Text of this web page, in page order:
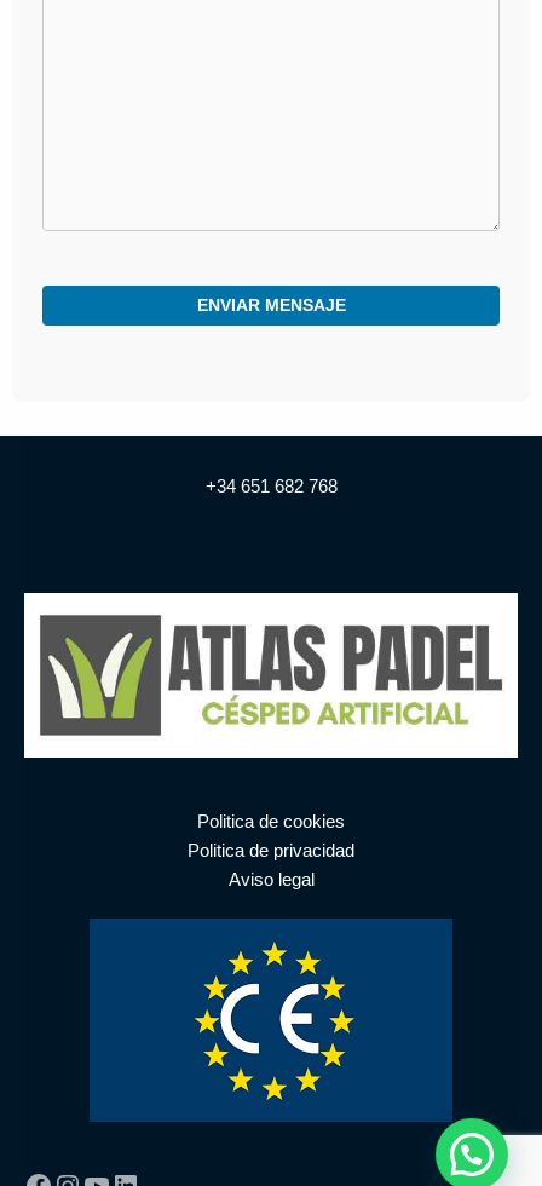
+34 651 682 768
Politica de cookies
Politica de privacidad
Aviso legal